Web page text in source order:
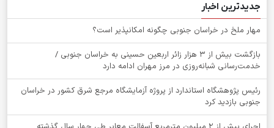
جدیدترین اخبار
‌مهار ملخ در خراسان جنوبی چگونه امکانپذیر است؟
بازگشت بیش از ۳ هزار زائر اربعین حسینی به خراسان جنوبی /
خدمت‌رسانی شبانه‌روزی در مرز مهران ادامه دارد
رئیس پژوهشگاه استاندارد از پروژه آزمایشگاه مرجع شرق کشور در خراسان
جنوبی بازدید کرد